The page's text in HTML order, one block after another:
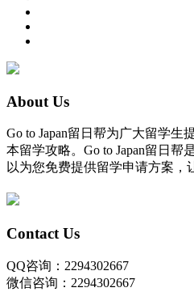
About Us
Go to Japan留日帮为广大留学生
本留学攻略。Go to Japan留日帮
以为您免费提供留学申请方案，
Contact Us
QQ咨询：2294302667
微信咨询：2294302667